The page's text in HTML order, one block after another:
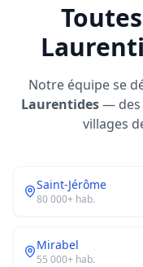
Notre équipe se
Laurentides— des
villages
Saint-Jérôme
80 000+ hab.
Mirabel
55 000+ hab.